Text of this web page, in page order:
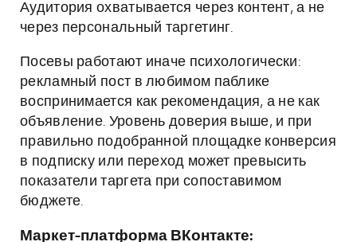
Аудитория охватывается через контент, а не
через персональный таргетинг.
Посевы работают иначе психологически:
рекламный пост в любимом паблике
воспринимается как рекомендация, а не как
объявление. Уровень доверия выше, и при
правильно подобранной площадке конверсия
в подписку или переход может превысить
показатели таргета при сопоставимом
бюджете.
Маркет-платформа ВКонтакте: